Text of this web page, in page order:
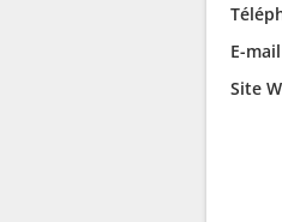
E-
Site